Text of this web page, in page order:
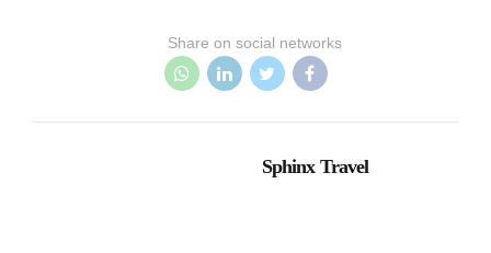
Share on social networks
Sphinx Travel